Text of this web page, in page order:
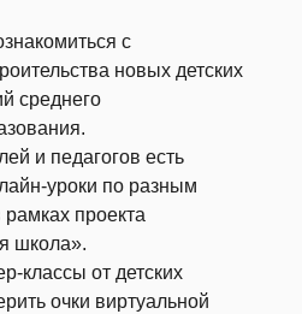
с
новых детских
среднего
и педагогов есть
уроки по разным
проекта
школа».
классы от детских
очки виртуальной